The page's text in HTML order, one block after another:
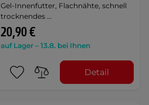
Gel-Innenfutter, Flachnähte, schnell
trocknendes …
20,90 €
auf Lager – 13.8. bei Ihnen
Detail